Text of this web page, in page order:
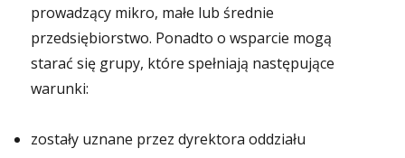
prowadzący mikro, małe lub średnie
przedsiębiorstwo. Ponadto o wsparcie mogą
starać się grupy, które spełniają następujące
warunki:
zostały uznane przez dyrektora oddziału